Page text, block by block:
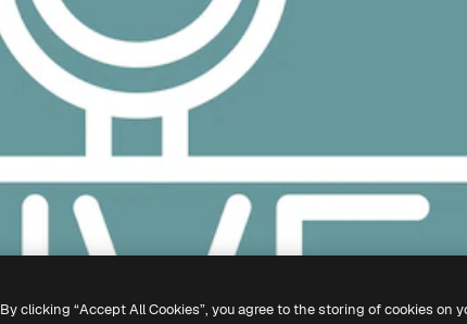
By clicking “Accept All Cookies”, you agree to the storing of cookies on